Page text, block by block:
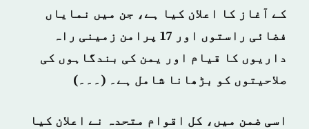
کے آغاز کا اعلان کیا ہے، جن میں نمایاں
فضائی راستوں اور 17 پرامن زمینی راہ
داریوں کا قیام اور یمن کی بندگاہوں کی
صلاحیتوں کو بڑھانا شامل ہے۔ (۔۔۔)
اسی ضمن میں، کل اقوام متحدہ نے اعلان کیا